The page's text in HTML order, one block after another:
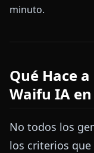
minuto.
Qué Hace
Waifu IA en
No todos los
los criterios